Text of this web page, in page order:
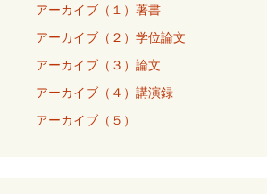
アーカイブ（１）著書
アーカイブ（２）学位論文
アーカイブ（３）論文
アーカイブ（４）講演録
アーカイブ（５）